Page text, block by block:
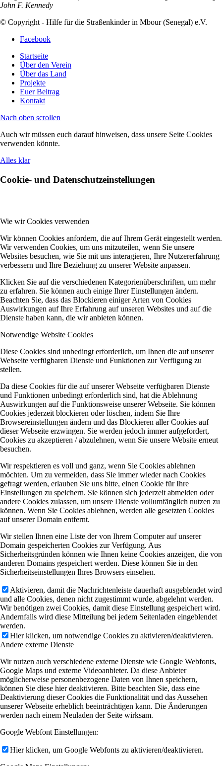
John F. Kennedy
© Copyright - Hilfe für die Straßenkinder in Mbour (Senegal) e.V.
Facebook
Startseite
Über den Verein
Über das Land
Projekte
Euer Beitrag
Kontakt
Nach oben scrollen
Auch wir müssen euch darauf hinweisen, dass unsere Seite Cookies
verwenden könnte.
Alles klar
Cookie- und Datenschutzeinstellungen
Wie wir Cookies verwenden
Wir können Cookies anfordern, die auf Ihrem Gerät eingestellt werden.
Wir verwenden Cookies, um uns mitzuteilen, wenn Sie unsere
Websites besuchen, wie Sie mit uns interagieren, Ihre Nutzererfahrung
verbessern und Ihre Beziehung zu unserer Website anpassen.
Klicken Sie auf die verschiedenen Kategorienüberschriften, um mehr
zu erfahren. Sie können auch einige Ihrer Einstellungen ändern.
Beachten Sie, dass das Blockieren einiger Arten von Cookies
Auswirkungen auf Ihre Erfahrung auf unseren Websites und auf die
Dienste haben kann, die wir anbieten können.
Notwendige Website Cookies
Diese Cookies sind unbedingt erforderlich, um Ihnen die auf unserer
Webseite verfügbaren Dienste und Funktionen zur Verfügung zu
stellen.
Da diese Cookies für die auf unserer Webseite verfügbaren Dienste
und Funktionen unbedingt erforderlich sind, hat die Ablehnung
Auswirkungen auf die Funktionsweise unserer Webseite. Sie können
Cookies jederzeit blockieren oder löschen, indem Sie Ihre
Browsereinstellungen ändern und das Blockieren aller Cookies auf
dieser Webseite erzwingen. Sie werden jedoch immer aufgefordert,
Cookies zu akzeptieren / abzulehnen, wenn Sie unsere Website erneut
besuchen.
Wir respektieren es voll und ganz, wenn Sie Cookies ablehnen
möchten. Um zu vermeiden, dass Sie immer wieder nach Cookies
gefragt werden, erlauben Sie uns bitte, einen Cookie für Ihre
Einstellungen zu speichern. Sie können sich jederzeit abmelden oder
andere Cookies zulassen, um unsere Dienste vollumfänglich nutzen zu
können. Wenn Sie Cookies ablehnen, werden alle gesetzten Cookies
auf unserer Domain entfernt.
Wir stellen Ihnen eine Liste der von Ihrem Computer auf unserer
Domain gespeicherten Cookies zur Verfügung. Aus
Sicherheitsgründen können wie Ihnen keine Cookies anzeigen, die von
anderen Domains gespeichert werden. Diese können Sie in den
Sicherheitseinstellungen Ihres Browsers einsehen.
Aktivieren, damit die Nachrichtenleiste dauerhaft ausgeblendet wird
und alle Cookies, denen nicht zugestimmt wurde, abgelehnt werden.
Wir benötigen zwei Cookies, damit diese Einstellung gespeichert wird.
Andernfalls wird diese Mitteilung bei jedem Seitenladen eingeblendet
werden.
Hier klicken, um notwendige Cookies zu aktivieren/deaktivieren.
Andere externe Dienste
Wir nutzen auch verschiedene externe Dienste wie Google Webfonts,
Google Maps und externe Videoanbieter. Da diese Anbieter
möglicherweise personenbezogene Daten von Ihnen speichern,
können Sie diese hier deaktivieren. Bitte beachten Sie, dass eine
Deaktivierung dieser Cookies die Funktionalität und das Aussehen
unserer Webseite erheblich beeinträchtigen kann. Die Änderungen
werden nach einem Neuladen der Seite wirksam.
Google Webfont Einstellungen:
Hier klicken, um Google Webfonts zu aktivieren/deaktivieren.